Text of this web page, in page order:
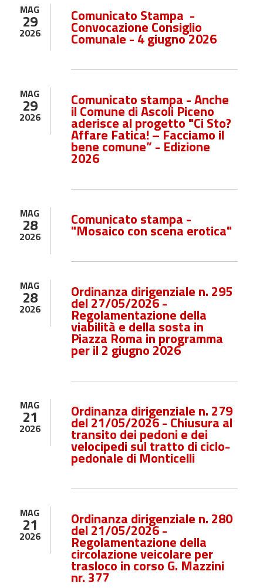
MAG
29
2026
Comunicato Stampa -
Convocazione Consiglio
Comunale - 4 giugno 2026
MAG
29
2026
Comunicato stampa - Anche
il Comune di Ascoli Piceno
aderisce al progetto "Ci Sto?
Affare Fatica! – Facciamo il
bene comune” - Edizione
2026
MAG
28
2026
Comunicato stampa -
"Mosaico con scena erotica"
MAG
28
2026
Ordinanza dirigenziale n. 295
del 27/05/2026 -
Regolamentazione della
viabilità e della sosta in
Piazza Roma in programma
per il 2 giugno 2026
MAG
21
2026
Ordinanza dirigenziale n. 279
del 21/05/2026 - Chiusura al
transito dei pedoni e dei
velocipedi sul tratto di ciclo-
pedonale di Monticelli
MAG
21
2026
Ordinanza dirigenziale n. 280
del 21/05/2026 -
Regolamentazione della
circolazione veicolare per
trasloco in corso G. Mazzini
nr. 377